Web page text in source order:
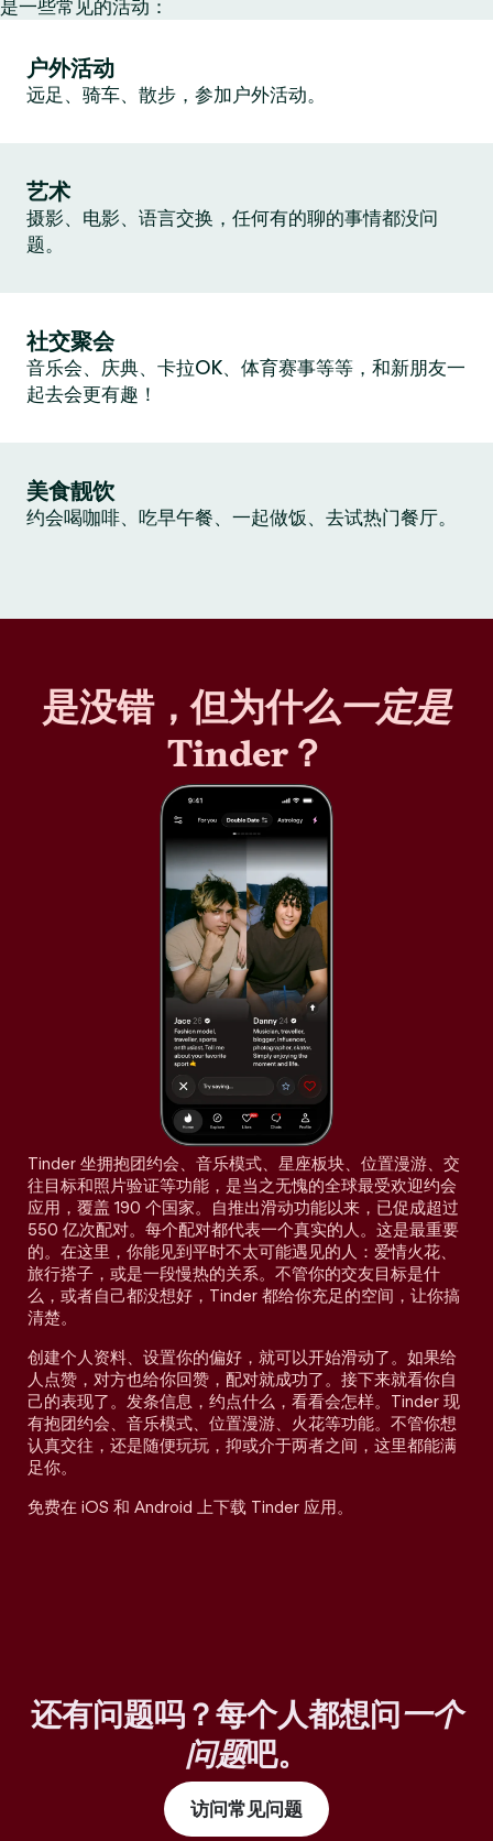
是一些常见的活动：
户外活动
远足、骑车、散步，参加户外活动。
艺术
摄影、电影、语言交换，任何有的聊的事情都没问
题。
社交聚会
音乐会、庆典、卡拉OK、体育赛事等等，和新朋友一
起去会更有趣！
美食靓饮
约会喝咖啡、吃早午餐、一起做饭、去试热门餐厅。
是没错，但为什么一定是
Tinder？
Tinder 坐拥抱团约会、音乐模式、星座板块、位置漫游、交
往目标和照片验证等功能，是当之无愧的全球最受欢迎约会
应用，覆盖 190 个国家。自推出滑动功能以来，已促成超过
550 亿次配对。每个配对都代表一个真实的人。这是最重要
的。在这里，你能见到平时不太可能遇见的人：爱情火花、
旅行搭子，或是一段慢热的关系。不管你的交友目标是什
么，或者自己都没想好，Tinder 都给你充足的空间，让你搞
清楚。
创建个人资料、设置你的偏好，就可以开始滑动了。如果给
人点赞，对方也给你回赞，配对就成功了。接下来就看你自
己的表现了。发条信息，约点什么，看看会怎样。Tinder 现
有抱团约会、音乐模式、位置漫游、火花等功能。不管你想
认真交往，还是随便玩玩，抑或介于两者之间，这里都能满
足你。
免费在 iOS 和 Android 上下载 Tinder 应用。
还有问题吗？每个人都想问一个
问题吧。
访问常见问题